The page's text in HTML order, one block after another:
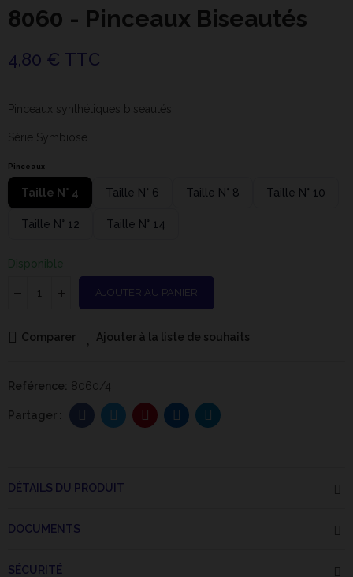
8060 - Pinceaux Biseautés
4,80 € TTC
Pinceaux synthétiques biseautés
Série Symbiose
Pinceaux
Taille N° 4 Taille N° 6 Taille N° 8 Taille N° 10
Taille N° 12 Taille N° 14
Disponible
AJOUTER AU PANIER
Comparer Ajouter à la liste de souhaits
Reférence: 8060/4
DÉTAILS DU PRODUIT
DOCUMENTS
SÉCURITÉ